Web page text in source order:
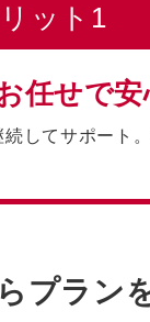
ット1
任せで安
してサポート
プラン